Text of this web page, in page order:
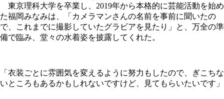
東京理科大学を卒業し、2019年から本格的に芸能活動を始め
た福岡みなみは、「カメラマンさんの名前を事前に聞いたの
で、これまでに撮影していたグラビアを見たり」と、万全の準
備で臨み、堂々の水着姿を披露してくれた。
「衣装ごとに雰囲気を変えるように努力もしたので、ぎこちな
いところもあるかもしれないですけど、見てもらいたいです」